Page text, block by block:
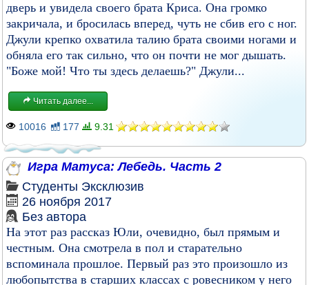
дверь и увидела своего брата Криса. Она громко
закричала, и бросилась вперед, чуть не сбив его с ног.
Джули крепко охватила талию брата своими ногами и
обняла его так сильно, что он почти не мог дышать.
"Боже мой! Что ты здесь делаешь?" Джули...
Читать далее...
10016 177 9.31
Игра Матуса: Лебедь. Часть 2
Студенты Эксклюзив
26 ноября 2017
Без автора
На этот раз рассказ Юли, очевидно, был прямым и
честным. Она смотрела в пол и старательно
вспоминала прошлое. Первый раз это произошло из
любопытства в старших классах с ровесником у него